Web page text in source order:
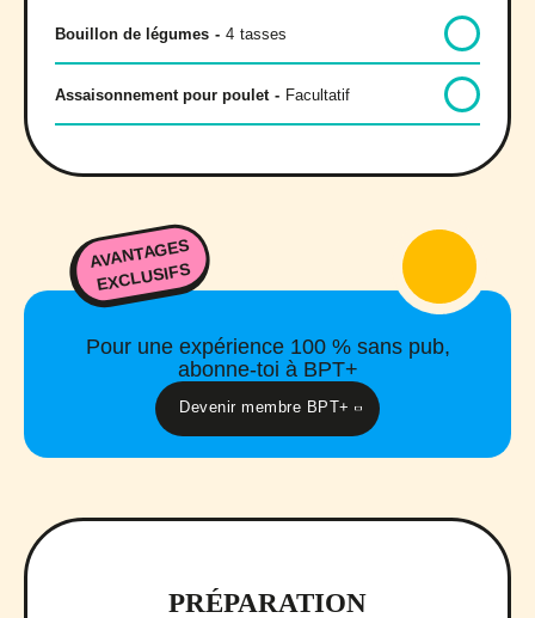
Bouillon de légumes - 4 tasses
Assaisonnement pour poulet - Facultatif
AVANTAGES
EXCLUSIFS
Pour une expérience 100 % sans pub,
abonne-toi à BPT+
Devenir membre BPT+
PRÉPARATION